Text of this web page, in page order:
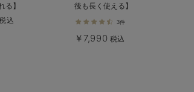
る】
込
後も長く使える】
3件
￥7,990 税込